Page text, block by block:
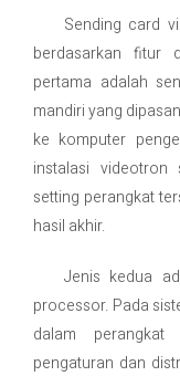
Sending card
berdasarkan fitur
pertama adalah
mandiri yang
ke komputer
instalasi videotron
setting perangkat
hasil akhir.
Jenis kedua
processor. Pada
dalam
pengaturan dan